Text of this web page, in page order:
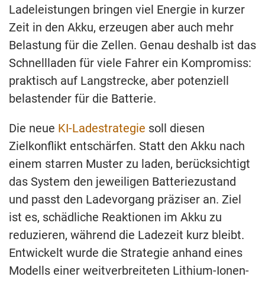
Ladeleistungen bringen viel Energie in kurzer
Zeit in den Akku, erzeugen aber auch mehr
Belastung für die Zellen. Genau deshalb ist das
Schnellladen für viele Fahrer ein Kompromiss:
praktisch auf Langstrecke, aber potenziell
belastender für die Batterie.
Die neue KI-Ladestrategie soll diesen
Zielkonflikt entschärfen. Statt den Akku nach
einem starren Muster zu laden, berücksichtigt
das System den jeweiligen Batteriezustand
und passt den Ladevorgang präziser an. Ziel
ist es, schädliche Reaktionen im Akku zu
reduzieren, während die Ladezeit kurz bleibt.
Entwickelt wurde die Strategie anhand eines
Modells einer weitverbreiteten Lithium-Ionen-